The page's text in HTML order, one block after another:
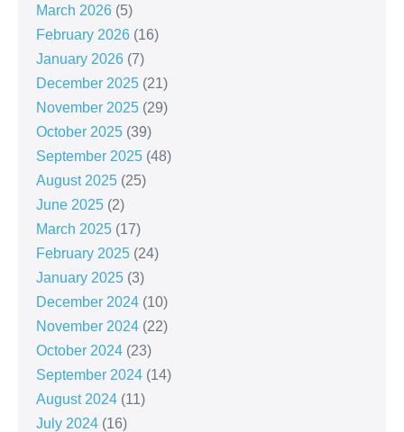
March 2026 (5)
February 2026 (16)
January 2026 (7)
December 2025 (21)
November 2025 (29)
October 2025 (39)
September 2025 (48)
August 2025 (25)
June 2025 (2)
March 2025 (17)
February 2025 (24)
January 2025 (3)
December 2024 (10)
November 2024 (22)
October 2024 (23)
September 2024 (14)
August 2024 (11)
July 2024 (16)